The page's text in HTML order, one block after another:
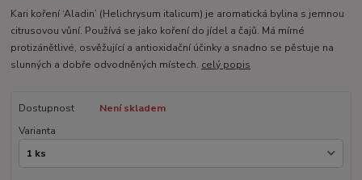
Kari koření ‘Aladin’ (Helichrysum italicum) je aromatická bylina s jemnou
citrusovou vůní. Používá se jako koření do jídel a čajů. Má mírné
protizánětlivé, osvěžující a antioxidační účinky a snadno se pěstuje na
slunných a dobře odvodněných místech. celý popis
Dostupnost
Není skladem
Varianta